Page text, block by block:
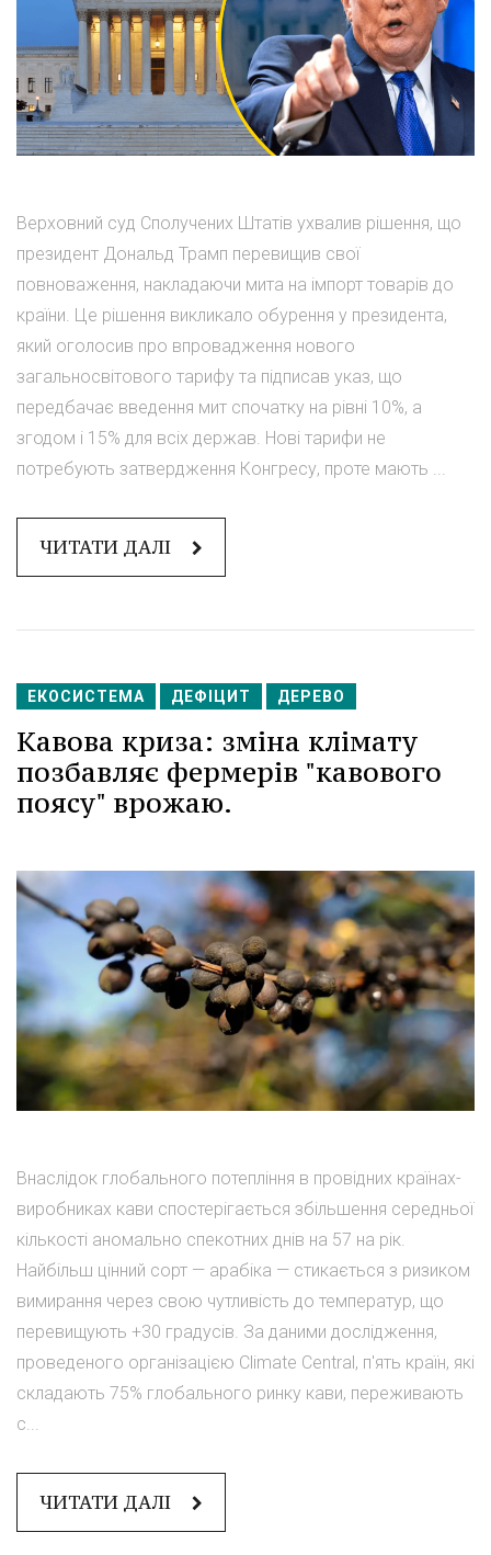
Верховний суд Сполучених Штатів ухвалив рішення, що
президент Дональд Трамп перевищив свої
повноваження, накладаючи мита на імпорт товарів до
країни. Це рішення викликало обурення у президента,
який оголосив про впровадження нового
загальносвітового тарифу та підписав указ, що
передбачає введення мит спочатку на рівні 10%, а
згодом і 15% для всіх держав. Нові тарифи не
потребують затвердження Конгресу, проте мають ...
ЧИТАТИ ДАЛІ
ЕКОСИСТЕМА ДЕФІЦИТ ДЕРЕВО
Кавова криза: зміна клімату
позбавляє фермерів "кавового
поясу" врожаю.
Внаслідок глобального потепління в провідних країнах-
виробниках кави спостерігається збільшення середньої
кількості аномально спекотних днів на 57 на рік.
Найбільш цінний сорт — арабіка — стикається з ризиком
вимирання через свою чутливість до температур, що
перевищують +30 градусів. За даними дослідження,
проведеного організацією Climate Central, п'ять країн, які
складають 75% глобального ринку кави, переживають
с...
ЧИТАТИ ДАЛІ